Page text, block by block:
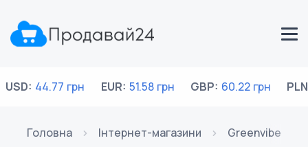
USD: 44.77 грн EUR: 51.58 грн GBP: 60.22 грн
Головна Інтернет-магазини Greenvibe